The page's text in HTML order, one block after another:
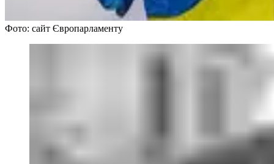
Фото: сайт Європарламенту